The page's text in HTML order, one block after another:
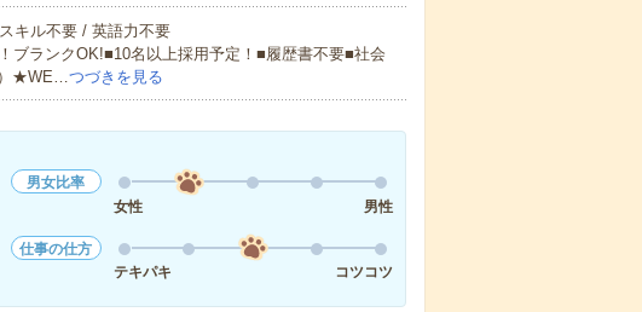
キル不要 / 英語力不要
ブランクOK!■10名以上採用予定！■履歴書不要■社会
）★WE…つづきを見る
男女比率
女性
男性
仕事の仕方
テキパキ
コツコツ